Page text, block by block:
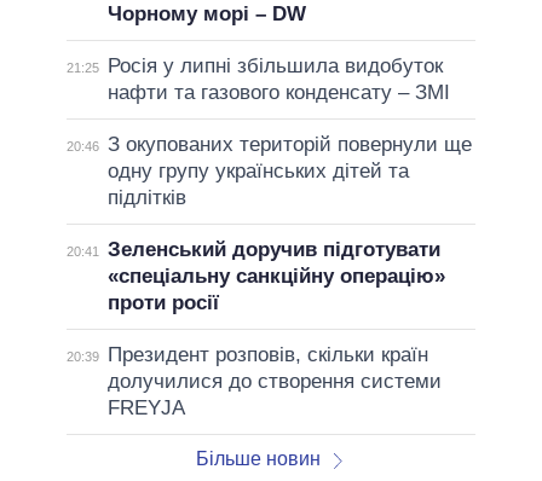
Чорному морі – DW
21:25
Росія у липні збільшила видобуток
нафти та газового конденсату – ЗМІ
20:46 З окупованих територій повернули ще
одну групу українських дітей та
підлітків
20:41
Зеленський доручив підготувати
«спеціальну санкційну операцію»
проти росії
20:39
Президент розповів, скільки країн
долучилися до створення системи
FREYJA
Більше новин